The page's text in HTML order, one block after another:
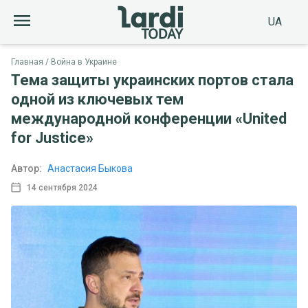
UA
Главная Война в Украине
Тема защиты украинских портов стала
одной из ключевых тем
международной конференции «United
for Justice»
14 сентября 2024
Автор: Анастасия Быкова